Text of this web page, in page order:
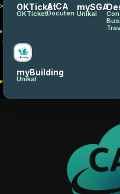
OKTicket
OKTicket
AICA
Docuten
mySGA
Unikal
myBuilding
Unikal